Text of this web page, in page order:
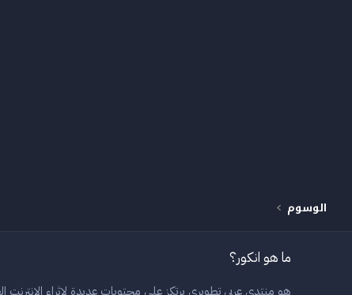
الوسوم
ما هو انكور؟
هو منتدى عربي تطويري يرتكز على محتويات عديدة لاثراء الانترنت